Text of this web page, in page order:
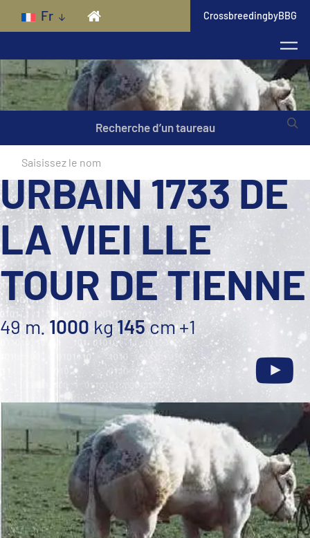
Skip to main content
Fr CrossbreedingbyBBG
Recherche d’un taureau
URBAIN 1733 DE
LA VIEI LLE
TOUR DE TIENNE
49 m. 1000kg145cm+1